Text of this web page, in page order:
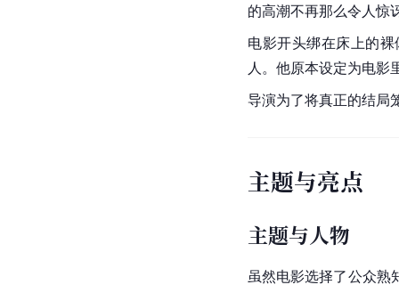
的高潮不再那么令人惊
电影开头绑在床上的
人。他原本设定为电影
导演为了将真正的结局
主题与亮点
主题与人物
虽然电影选择了公众熟